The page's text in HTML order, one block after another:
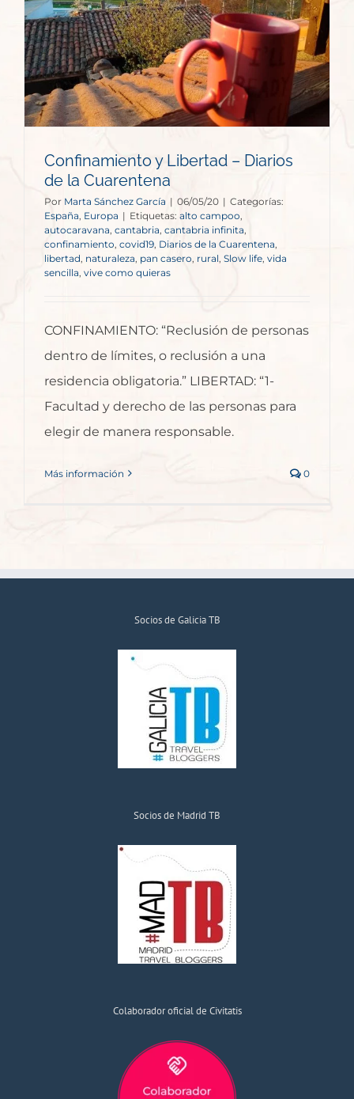
Confinamiento y Libertad – Diarios
de la Cuarentena
Por Marta Sánchez García | 06/05/20 | Categorías:
España Europa | Etiquetas: alto campoo,
autocaravana cantabria, cantabria infinita
confinamiento, covid19, Diarios de la Cuarentena,
libertad naturaleza, pan casero, rural Slow life, vida
sencilla, vive como quieras
CONFINAMIENTO: “Reclusión de personas
dentro de límites, o reclusión a una
residencia obligatoria.” LIBERTAD: “1-
Facultad y derecho de las personas para
elegir de manera responsable.
Más información 0
Socios de Galicia TB
Socios de Madrid TB
Colaborador oficial de Civitatis